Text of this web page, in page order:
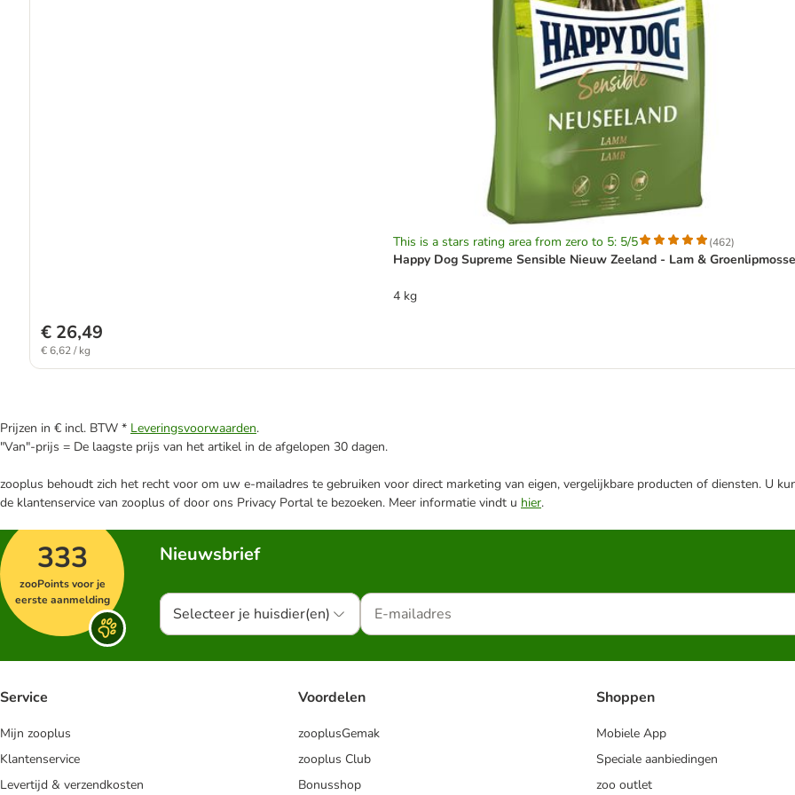
This is a stars rating area from zero to 5: 5/5 (462)
Happy Dog Supreme Sensible Nieuw Zeeland - Lam &
4 kg
€ 26,49
€ 6,62 / kg
Prijzen in € incl. BTW * Leveringsvoorwaarden.
"Van"-prijs = De laagste prijs van het artikel in de afgelopen 30 dagen.
zooplus behoudt zich het recht voor om uw e-mailadres te gebruiken voor direct marketing van eigen, vergelijkbare producten of diensten. U
de klantenservice van zooplus of door ons Privacy Portal te bezoeken. Meer informatie vindt u hier.
333
zooPoints voor je
eerste aanmelding
Nieuwsbrief
Selecteer je huisdier(en)
Service
Mijn zooplus
Klantenservice
Levertijd & verzendkosten
Voordelen
zooplusGemak
zooplus Club
Bonusshop
Shoppen
Mobiele App
Speciale aanbiedingen
zoo outlet